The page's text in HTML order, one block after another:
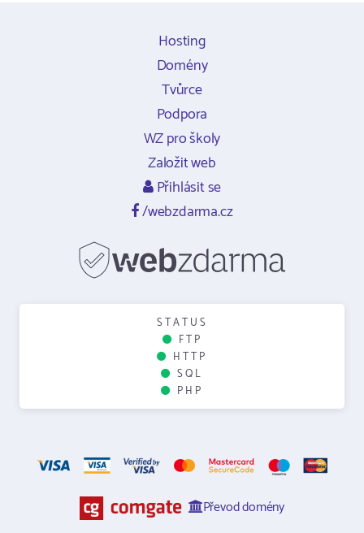
Hosting
Domény
Tvůrce
Podpora
WZ pro školy
Založit web
Přihlásit se
/webzdarma.cz
STATUS
FTP
HTTP
SQL
PHP
Převod domény